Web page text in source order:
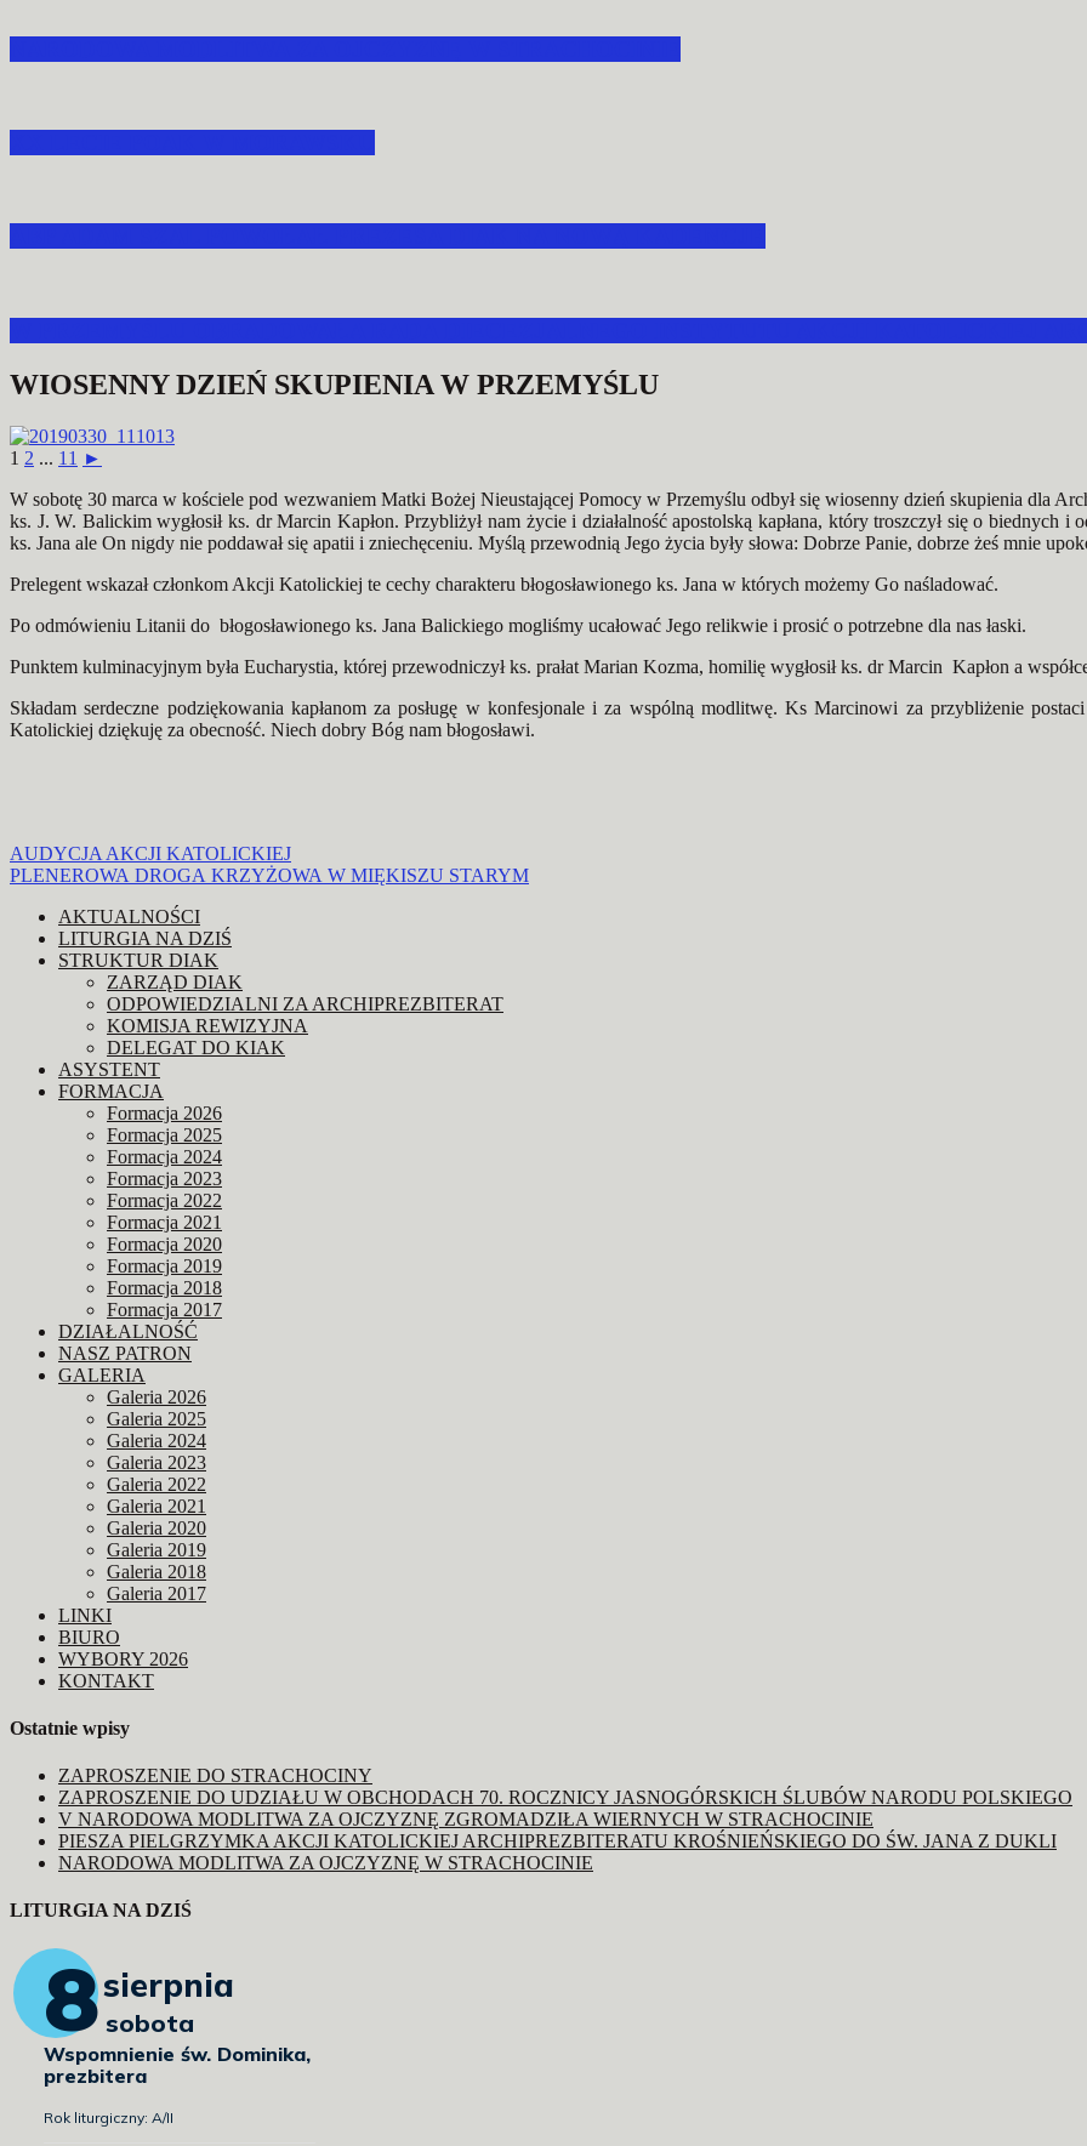
WIOSENNY DZIEŃ SKUPIENIA W PRZEMYŚLU
1 2 ... 11 ►
W sobotę 30 marca w kościele pod wezwaniem Matki Bożej Nieustającej Pomocy w Przemyślu odbył się wiosenny dzień skupienia dla
ks. J. W. Balickim wygłosił ks. dr Marcin Kapłon. Przybliżył nam życie i działalność apostolską kapłana, który troszczył się o biednych
ks. Jana ale On nigdy nie poddawał się apatii i zniechęceniu. Myślą przewodnią Jego życia były słowa: Dobrze Panie, dobrze żeś mnie
Prelegent wskazał członkom Akcji Katolickiej te cechy charakteru błogosławionego ks. Jana w których możemy Go naśladować.
Po odmówieniu Litanii do błogosławionego ks. Jana Balickiego mogliśmy ucałować Jego relikwie i prosić o potrzebne dla nas łaski.
Punktem kulminacyjnym była Eucharystia, której przewodniczył ks. prałat Marian Kozma, homilię wygłosił ks. dr Marcin Kapłon a
Składam serdeczne podziękowania kapłanom za posługę w konfesjonale i za wspólną modlitwę. Ks Marcinowi za przybliżenie
Katolickiej dziękuję za obecność. Niech dobry Bóg nam błogosławi.
Nawigacja
wpisu
AUDYCJA AKCJI KATOLICKIEJ
PLENEROWA DROGA KRZYŻOWA W MIĘKISZU STARYM
AKTUALNOŚCI
LITURGIA NA DZIŚ
STRUKTUR DIAK
ZARZĄD DIAK
ODPOWIEDZIALNI ZA ARCHIPREZBITERAT
KOMISJA REWIZYJNA
DELEGAT DO KIAK
ASYSTENT
FORMACJA
Formacja 2026
Formacja 2025
Formacja 2024
Formacja 2023
Formacja 2022
Formacja 2021
Formacja 2020
Formacja 2019
Formacja 2018
Formacja 2017
DZIAŁALNOŚĆ
NASZ PATRON
GALERIA
Galeria 2026
Galeria 2025
Galeria 2024
Galeria 2023
Galeria 2022
Galeria 2021
Galeria 2020
Galeria 2019
Galeria 2018
Galeria 2017
LINKI
BIURO
WYBORY 2026
KONTAKT
Ostatnie wpisy
ZAPROSZENIE DO STRACHOCINY
ZAPROSZENIE DO UDZIAŁU W OBCHODACH 70. ROCZNICY JASNOGÓRSKICH ŚLUBÓW NARODU POLSKIEGO
V NARODOWA MODLITWA ZA OJCZYZNĘ ZGROMADZIŁA WIERNYCH W STRACHOCINIE
PIESZA PIELGRZYMKA AKCJI KATOLICKIEJ ARCHIPREZBITERATU KROŚNIEŃSKIEGO DO ŚW. JANA Z DUKLI
NARODOWA MODLITWA ZA OJCZYZNĘ W STRACHOCINIE
LITURGIA NA DZIŚ